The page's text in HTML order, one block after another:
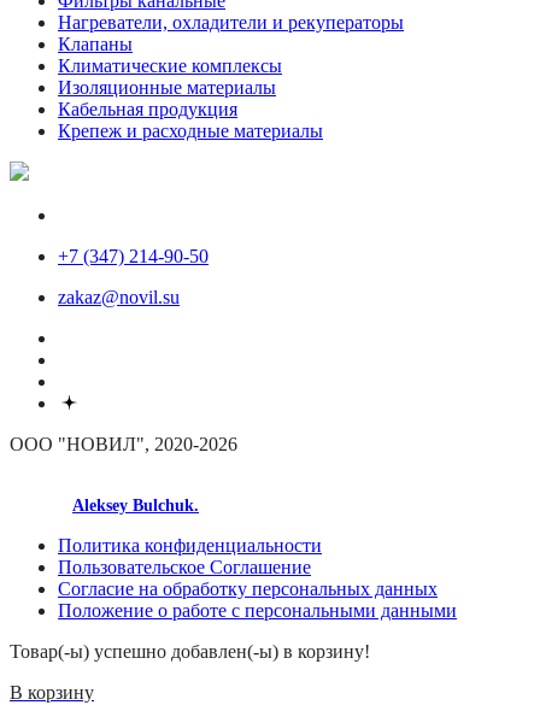
Нагреватели, охладители и рекуператоры
Клапаны
Климатические комплексы
Изоляционные материалы
Кабельная продукция
Крепеж и расходные материалы
+7 (347) 214-90-50
zakaz@novil.su
ООО "НОВИЛ", 2020-2026
Aleksey Bulchuk.
Политика конфиденциальности
Пользовательское Соглашение
Согласие на обработку персональных данных
Положение о работе с персональными данными
Товар(-ы) успешно добавлен(-ы) в корзину!
В корзину